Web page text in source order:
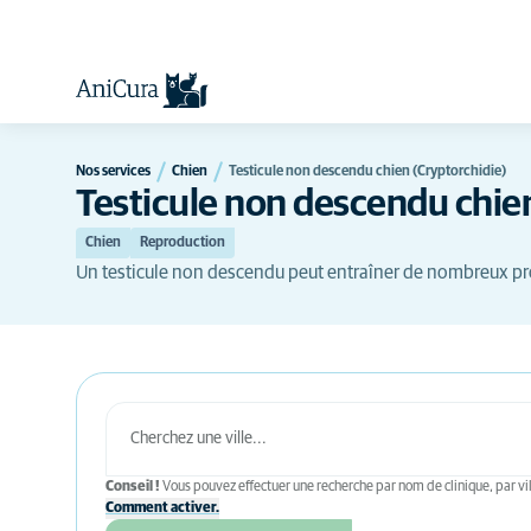
Nos services Chien Testicule non descendu chien (Cryptorchidie)
Testicule non descendu
Chien Reproduction
Un testicule non descendu peut entraîner de nombreux
Conseil ! Vous pouvez effectuer une recherche par nom de clinique, par
Comment activer.